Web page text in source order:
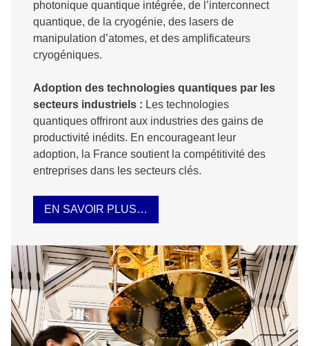
photonique quantique intégrée, de l’interconnect
quantique, de la cryogénie, des lasers de
manipulation d’atomes, et des amplificateurs
cryogéniques.
Adoption des technologies quantiques par les
secteurs industriels : Les technologies
quantiques offriront aux industries des gains de
productivité inédits. En encourageant leur
adoption, la France soutient la compétitivité des
entreprises dans les secteurs clés.
EN SAVOIR PLUS…